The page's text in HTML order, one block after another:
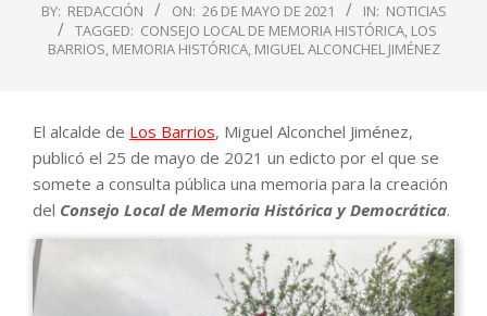
BY: REDACCIÓN ON: 26 DE MAYO DE 2021 IN: NOTICIAS
TAGGED: CONSEJO LOCAL DE MEMORIA HISTÓRICA, LOS
BARRIOS, MEMORIA HISTÓRICA, MIGUEL ALCONCHEL JIMÉNEZ
El alcalde de Los Barrios, Miguel Alconchel Jiménez,
publicó el 25 de mayo de 2021 un edicto por el que se
somete a consulta pública una memoria para la creación
del Consejo Local de Memoria Histórica y Democrática.